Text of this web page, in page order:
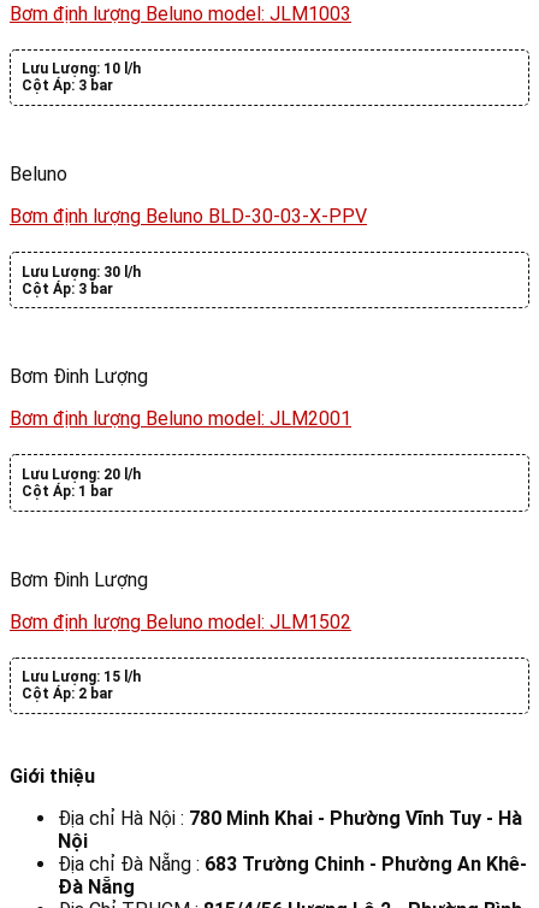
Bơm định lượng Beluno model: JLM1003
Lưu Lượng: 10 l/h
Cột Áp: 3 bar
Beluno
Bơm định lượng Beluno BLD-30-03-X-PPV
Lưu Lượng: 30 l/h
Cột Áp: 3 bar
Bơm Đinh Lượng
Bơm định lượng Beluno model: JLM2001
Lưu Lượng: 20 l/h
Cột Áp: 1 bar
Bơm Đinh Lượng
Bơm định lượng Beluno model: JLM1502
Lưu Lượng: 15 l/h
Cột Áp: 2 bar
Giới thiệu
Địa chỉ Hà Nội : 780 Minh Khai - Phường Vĩnh Tuy - Hà
Nội
Địa chỉ Đà Nẵng : 683 Trường Chinh - Phường An Khê-
Đà Nẵng